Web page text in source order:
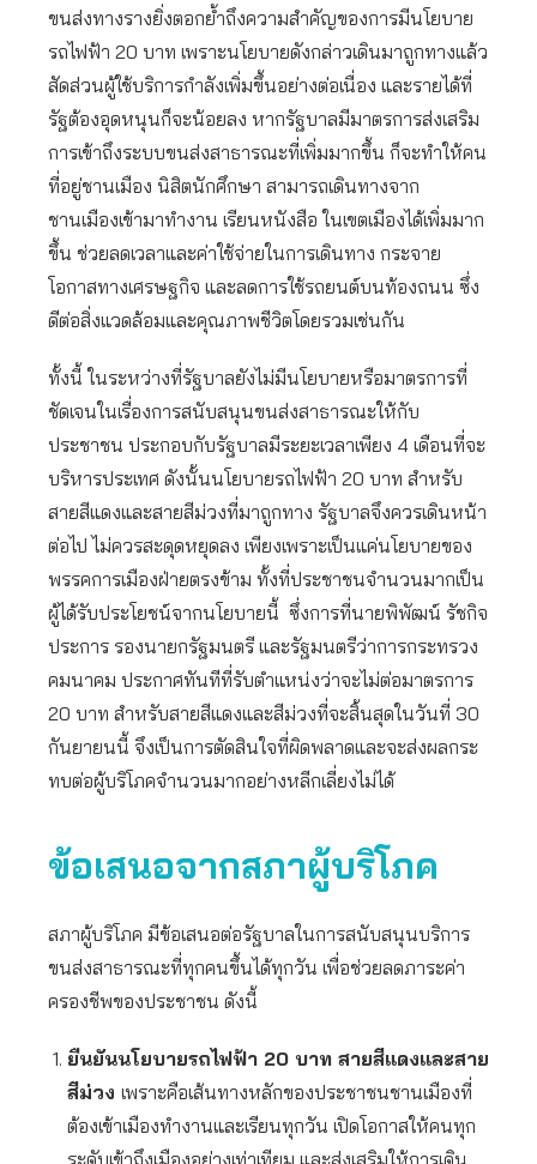
ขนส่งทางรางยิ่งตอกย้ำถึงความสำคัญของการมีนโยบาย
รถไฟฟ้า 20 บาท เพราะนโยบายดังกล่าวเดินมาถูกทางแล้ว
สัดส่วนผู้ใช้บริการกำลังเพิ่มขึ้นอย่างต่อเนื่อง และรายได้ที่
รัฐต้องอุดหนุนก็จะน้อยลง หากรัฐบาลมีมาตรการส่งเสริม
การเข้าถึงระบบขนส่งสาธารณะที่เพิ่มมากขึ้น ก็จะทำให้คน
ที่อยู่ชานเมือง นิสิตนักศึกษา สามารถเดินทางจาก
ชานเมืองเข้ามาทำงาน เรียนหนังสือ ในเขตเมืองได้เพิ่มมาก
ขึ้น ช่วยลดเวลาและค่าใช้จ่ายในการเดินทาง กระจาย
โอกาสทางเศรษฐกิจ และลดการใช้รถยนต์บนท้องถนน ซึ่ง
ดีต่อสิ่งแวดล้อมและคุณภาพชีวิตโดยรวมเช่นกัน
ทั้งนี้ ในระหว่างที่รัฐบาลยังไม่มีนโยบายหรือมาตรการที่
ชัดเจนในเรื่องการสนับสนุนขนส่งสาธารณะให้กับ
ประชาชน ประกอบกับรัฐบาลมีระยะเวลาเพียง 4 เดือนที่จะ
บริหารประเทศ ดังนั้นนโยบายรถไฟฟ้า 20 บาท สำหรับ
สายสีแดงและสายสีม่วงที่มาถูกทาง รัฐบาลจึงควรเดินหน้า
ต่อไป ไม่ควรสะดุดหยุดลง เพียงเพราะเป็นแค่นโยบายของ
พรรคการเมืองฝ่ายตรงข้าม ทั้งที่ประชาชนจำนวนมากเป็น
ผู้ได้รับประโยชน์จากนโยบายนี้ ซึ่งการที่นายพิพัฒน์ รัชกิจ
ประการ รองนายกรัฐมนตรี และรัฐมนตรีว่าการกระทรวง
คมนาคม ประกาศทันทีที่รับตำแหน่งว่าจะไม่ต่อมาตรการ
20 บาท สำหรับสายสีแดงและสีม่วงที่จะสิ้นสุดในวันที่ 30
กันยายนนี้ จึงเป็นการตัดสินใจที่ผิดพลาดและจะส่งผลกระ
ทบต่อผู้บริโภคจำนวนมากอย่างหลีกเลี่ยงไม่ได้
ข้อเสนอจากสภาผู้บริโภค
สภาผู้บริโภค มีข้อเสนอต่อรัฐบาลในการสนับสนุนบริการ
ขนส่งสาธารณะที่ทุกคนขึ้นได้ทุกวัน เพื่อช่วยลดภาระค่า
ครองชีพของประชาชน ดังนี้
ยืนยันนโยบายรถไฟฟ้า 20 บาท สายสีแดงและสาย
สีม่วง เพราะคือเส้นทางหลักของประชาชนชานเมืองที่
ต้องเข้าเมืองทำงานและเรียนทุกวัน เปิดโอกาสให้คนทุก
ระดับเข้าถึงเมืองอย่างเท่าเทียม และส่งเสริมให้การเดิน